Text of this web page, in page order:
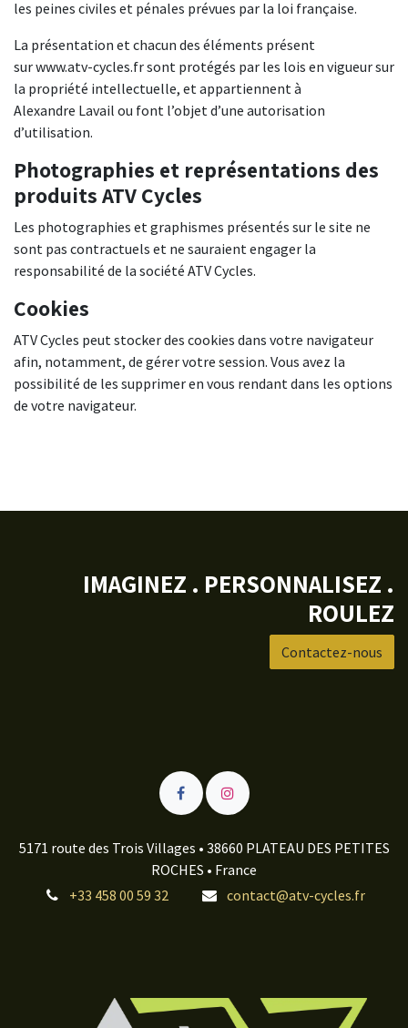
les peines civiles et pénales prévues par la loi française.
La présentation et chacun des éléments présent
sur www.atv-cycles.fr sont protégés par les lois en vigueur sur
la propriété intellectuelle, et appartiennent à
Alexandre Lavail ou font l’objet d’une autorisation
d’utilisation.
Photographies et représentations des
produits ATV Cycles
Les photographies et graphismes présentés sur le site ne
sont pas contractuels et ne sauraient engager la
responsabilité de la société ATV Cycles.
Cookies
ATV Cycles peut stocker des cookies dans votre navigateur
afin, notamment, de gérer votre session. Vous avez la
possibilité de les supprimer en vous rendant dans les options
de votre navigateur.
IMAGINEZ . PERSONNALISEZ .
ROULEZ
Contactez-nous
5171 route des Trois Villages • 38660 PLATEAU DES PETITES
ROCHES • France
+33 458 00 59 32
contact@atv-cycles.fr